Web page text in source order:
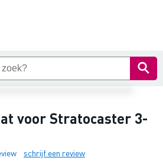
voor Stratocaster 3-
schrijf een review